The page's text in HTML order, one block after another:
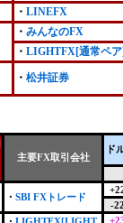
・ LINEFX
・ みんなのFX
・ LIGHTFX[通常ペ
・ 松井証券
主要FX取引会社
ド
・ SBI FXトレード
-